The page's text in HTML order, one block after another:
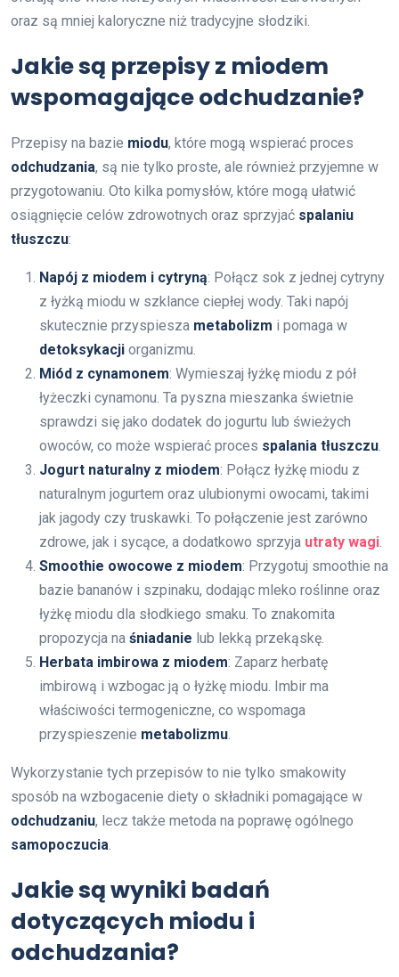
oraz są mniej kaloryczne niż tradycyjne słodziki.
Jakie są przepisy z miodem
wspomagające odchudzanie?
Przepisy na bazie miodu, które mogą wspierać proces
odchudzania, są nie tylko proste, ale również przyjemne w
przygotowaniu. Oto kilka pomysłów, które mogą ułatwić
osiągnięcie celów zdrowotnych oraz sprzyjać spalaniu
tłuszczu:
Napój z miodem i cytryną: Połącz sok z jednej cytryny
z łyżką miodu w szklance ciepłej wody. Taki napój
skutecznie przyspiesza metabolizm i pomaga w
detoksykacji organizmu.
Miód z cynamonem: Wymieszaj łyżkę miodu z pół
łyżeczki cynamonu. Ta pyszna mieszanka świetnie
sprawdzi się jako dodatek do jogurtu lub świeżych
owoców, co może wspierać proces spalania tłuszczu
Jogurt naturalny z miodem: Połącz łyżkę miodu z
naturalnym jogurtem oraz ulubionymi owocami, takimi
jak jagody czy truskawki. To połączenie jest zarówno
zdrowe, jak i sycące, a dodatkowo sprzyja utraty wagi
Smoothie owocowe z miodem: Przygotuj smoothie na
bazie bananów i szpinaku, dodając mleko roślinne oraz
łyżkę miodu dla słodkiego smaku. To znakomita
propozycja na śniadanie lub lekką przekąskę.
Herbata imbirowa z miodem: Zaparz herbatę
imbirową i wzbogac ją o łyżkę miodu. Imbir ma
właściwości termogeniczne, co wspomaga
przyspieszenie metabolizmu
Wykorzystanie tych przepisów to nie tylko smakowity
sposób na wzbogacenie diety o składniki pomagające w
odchudzaniu, lecz także metoda na poprawę ogólnego
samopoczucia
Jakie są wyniki badań
dotyczących miodu i
odchudzania?